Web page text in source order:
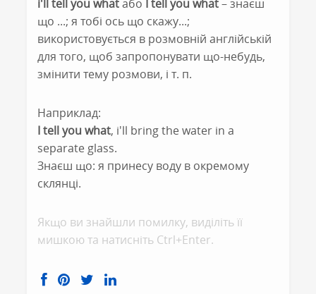
i'll tell you whatабо I tell you what– знаєш
що ...; я тобі ось що скажу...;
використовується в розмовній англійській
для того, щоб запропонувати що-небудь,
змінити тему розмови, і т. п.
Наприклад:
I tell you what, i'll bring the water in a
separate glass.
Знаєш що: я принесу воду в окремому
склянці.
Якщо ви знайшли помилку, видiлiть її
мишкою та натисніть Ctrl+Enter.